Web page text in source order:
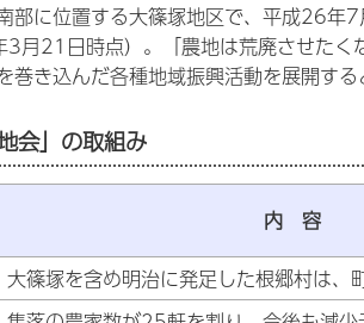
部に位置する大篠塚地区で、平成26
月21日時点）。「農地は荒廃させたく
巻き込んだ各種地域振興活動を展開す
会」の取組み
大篠塚を含め明治に発足した根郷村は、